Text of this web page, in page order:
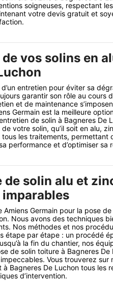
soigneuses, respectant
votre devis gratuit et
de vos solins en
entretien pour éviter sa
garantir son rôle au cours
et de maintenance
Germain est la meilleure
de solin à Bagneres De
votre solin, qu’il soit en alu,
les traitements, permettant
performance et d’optimiser sa
solin alu et
Germain pour la pose
Nous avons des techniques
Nos méthodes et nos
étape par étape : un procédé
la fin du chantier, nos
de solin toiture à Bagneres De
Vous trouverez sur
Bagneres De Luchon tous les
d’intervention.